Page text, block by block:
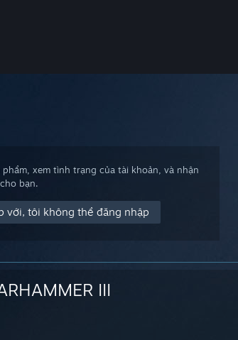
xem tình trạng của tài khoản, và nhận
bạn.
với, tôi không thể đăng nhập
III